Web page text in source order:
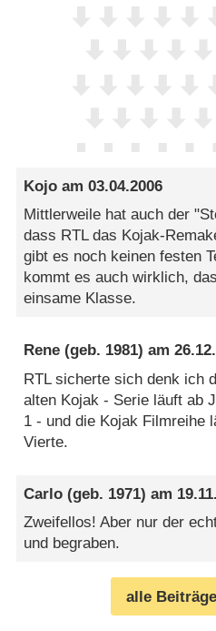
Kojo am03.04.2006
Mittlerweile hat auch der
dass RTL das Kojak-
gibt es noch keinen festen
kommt es auch wirklich,
einsame Klasse.
Rene (geb. 1981) am
RTL sicherte sich denk ich
alten Kojak - Serie läuft ab
1 - und die Kojak Filmreihe
Vierte.
Carlo (geb. 1971) am
Zweifellos! Aber nur der
und begraben.
alle